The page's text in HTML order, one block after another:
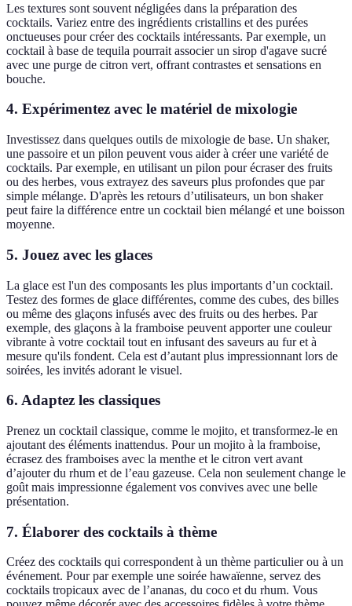
Les textures sont souvent négligées dans la préparation des
cocktails. Variez entre des ingrédients cristallins et des purées
onctueuses pour créer des cocktails intéressants. Par exemple, un
cocktail à base de tequila pourrait associer un sirop d'agave sucré
avec une purge de citron vert, offrant contrastes et sensations en
bouche.
4. Expérimentez avec le matériel de mixologie
Investissez dans quelques outils de mixologie de base. Un shaker,
une passoire et un pilon peuvent vous aider à créer une variété de
cocktails. Par exemple, en utilisant un pilon pour écraser des fruits
ou des herbes, vous extrayez des saveurs plus profondes que par
simple mélange. D'après les retours d’utilisateurs, un bon shaker
peut faire la différence entre un cocktail bien mélangé et une boisson
moyenne.
5. Jouez avec les glaces
La glace est l'un des composants les plus importants d’un cocktail.
Testez des formes de glace différentes, comme des cubes, des billes
ou même des glaçons infusés avec des fruits ou des herbes. Par
exemple, des glaçons à la framboise peuvent apporter une couleur
vibrante à votre cocktail tout en infusant des saveurs au fur et à
mesure qu'ils fondent. Cela est d’autant plus impressionnant lors de
soirées, les invités adorant le visuel.
6. Adaptez les classiques
Prenez un cocktail classique, comme le mojito, et transformez-le en
ajoutant des éléments inattendus. Pour un mojito à la framboise,
écrasez des framboises avec la menthe et le citron vert avant
d’ajouter du rhum et de l’eau gazeuse. Cela non seulement change le
goût mais impressionne également vos convives avec une belle
présentation.
7. Élaborer des cocktails à thème
Créez des cocktails qui correspondent à un thème particulier ou à un
événement. Pour par exemple une soirée hawaïenne, servez des
cocktails tropicaux avec de l’ananas, du coco et du rhum. Vous